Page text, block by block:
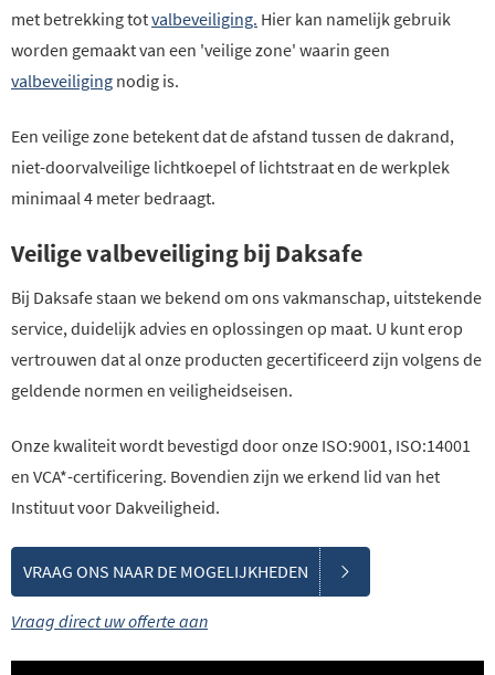
met betrekking totvalbeveiliging. Hier kan namelijk gebruik
worden gemaakt van een 'veilige zone' waarin geen
valbeveiliging nodig is.
Een veilige zone betekent dat de afstand tussen de dakrand,
niet-doorvalveilige lichtkoepel of lichtstraat en de werkplek
minimaal 4 meter bedraagt.
Veilige valbeveiliging bij Daksafe
Bij Daksafe staan we bekend om ons vakmanschap, uitstekende
service, duidelijk advies en oplossingen op maat. U kunt erop
vertrouwen dat al onze producten gecertificeerd zijn volgens de
geldende normen en veiligheidseisen.
Onze kwaliteit wordt bevestigd door onze ISO:9001, ISO:14001
en VCA*-certificering. Bovendien zijn we erkend lid van het
Instituut voor Dakveiligheid.
VRAAG ONS NAAR DE MOGELIJKHEDEN
Vraag direct uw offerte aan